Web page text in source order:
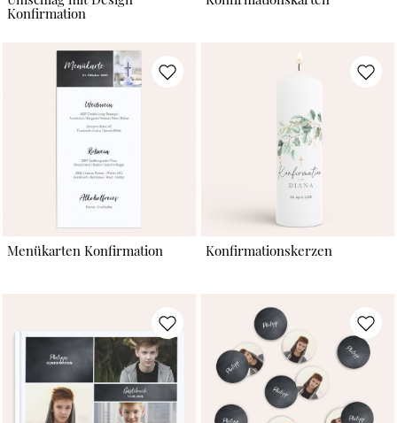
Konfirmation
Menükarten Konfirmation Konfirmationskerzen